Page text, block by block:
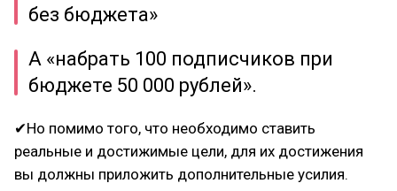
без бюджета»
А «набрать 100 подписчиков при
бюджете 50 000 рублей».
✔Но помимо того, что необходимо ставить
реальные и достижимые цели, для их достижения
вы должны приложить дополнительные усилия.